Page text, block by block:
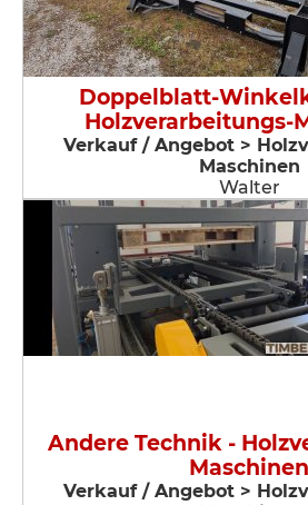
Doppelblatt-
Holzverarbeitungs-
Verkauf / Angebot >
Maschinen
Walter
Andere Technik -
Maschinen
Verkauf / Angebot >